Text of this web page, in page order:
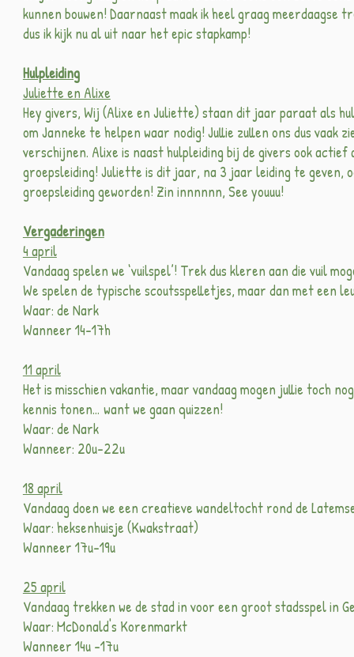
kunnen bouwen! Daarnaast maak ik heel graag meerdaagse
dus ik kijk nu al uit naar het epic stapkamp!
Hulpleiding
Juliette en Alixe
Hey givers, Wij (Alixe en Juliette) staan dit jaar paraat als
om Janneke te helpen waar nodig! Jullie zullen ons dus vaak
verschijnen. Alixe is naast hulpleiding bij de givers ook actief
groepsleiding! Juliette is dit jaar, na 3 jaar leiding te geven,
groepsleiding geworden! Zin innnnnn, See youuu!
Vergaderingen
4 april
Vandaag spelen we ‘vuilspel’! Trek dus kleren aan die vuil
We spelen de typische scoutsspelletjes, maar dan met een
Waar: de Nark
Wanneer 14-17h
11 april
Het is misschien vakantie, maar vandaag mogen jullie toch
kennis tonen… want we gaan quizzen!
Waar: de Nark
Wanneer: 20u-22u
18 april
Vandaag doen we een creatieve wandeltocht rond de
Waar: heksenhuisje (Kwakstraat)
Wanneer 17u-19u
25 april
Vandaag trekken we de stad in voor een groot stadsspel in
Waar: McDonald's Korenmarkt
Wanneer 14u -17u